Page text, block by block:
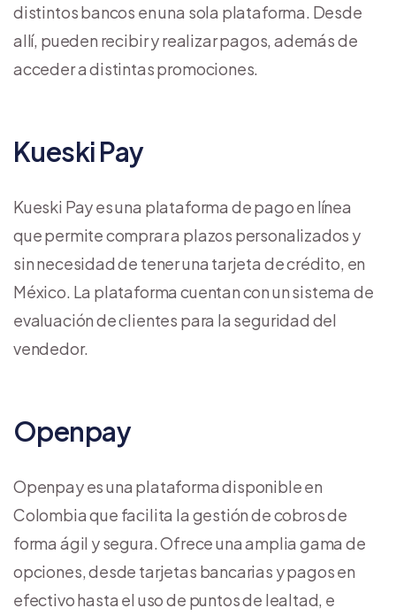
distintos bancos en una sola plataforma. Desde
allí, pueden recibir y realizar pagos, además de
acceder a distintas promociones.
Kueski Pay
Kueski Pay es una plataforma de pago en línea
que permite comprar a plazos personalizados y
sin necesidad de tener una tarjeta de crédito, en
México. La plataforma cuentan con un sistema de
evaluación de clientes para la seguridad del
vendedor.
Openpay
Openpay es una plataforma disponible en
Colombia que facilita la gestión de cobros de
forma ágil y segura. Ofrece una amplia gama de
opciones, desde tarjetas bancarias y pagos en
efectivo hasta el uso de puntos de lealtad, e